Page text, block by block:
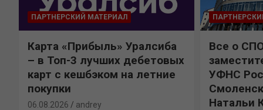
ПАРТНЕРСКИЙ МАТЕРИАЛ
Карта «Прибыль» Уралсиба
– в Топ-3 лучших дебетовых
карт с кешбэком на летние
покупки
06.08.2026 andrey
Все о
УФНС
Натальи